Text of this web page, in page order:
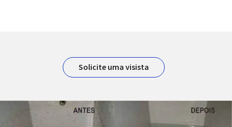
Solicite uma visista